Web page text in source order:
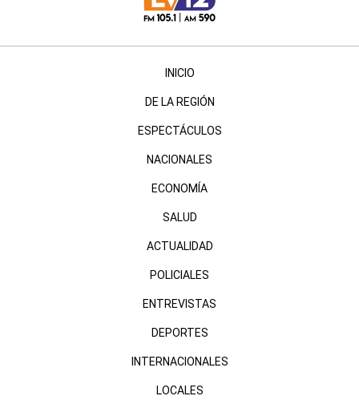
INICIO
DE LA REGIÓN
ESPECTÁCULOS
NACIONALES
ECONOMÍA
SALUD
ACTUALIDAD
POLICIALES
ENTREVISTAS
DEPORTES
INTERNACIONALES
LOCALES